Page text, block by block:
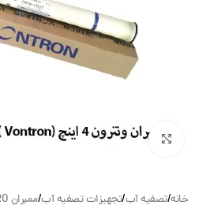
بزرگنمایی تصویر
خانه/تصفیه آب/تجهیزات تصفیه آب/ممبران RO